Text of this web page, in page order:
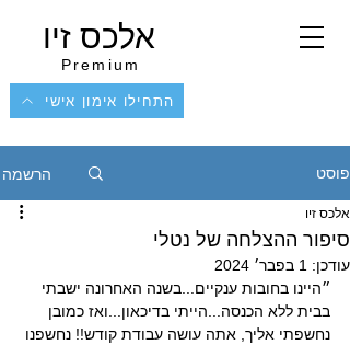
אלכס זיו
Premium
התחילו אימון אישי
פוסט הרשמה
סיפור ההצלחה של נטלי
אלכס זיו
עודכן: 1 בפבר׳ 2024
״היינו בחובות ענקיים...בשנה האחרונה ישבתי
בבית ללא הכנסה...הייתי בדיכאון...ואז כמובן
נחשפתי אליך, אתה עושה עבודת קודש!! נחשפנו